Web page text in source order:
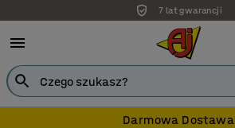
7 lat gwarancji
Darmowa Dostawa